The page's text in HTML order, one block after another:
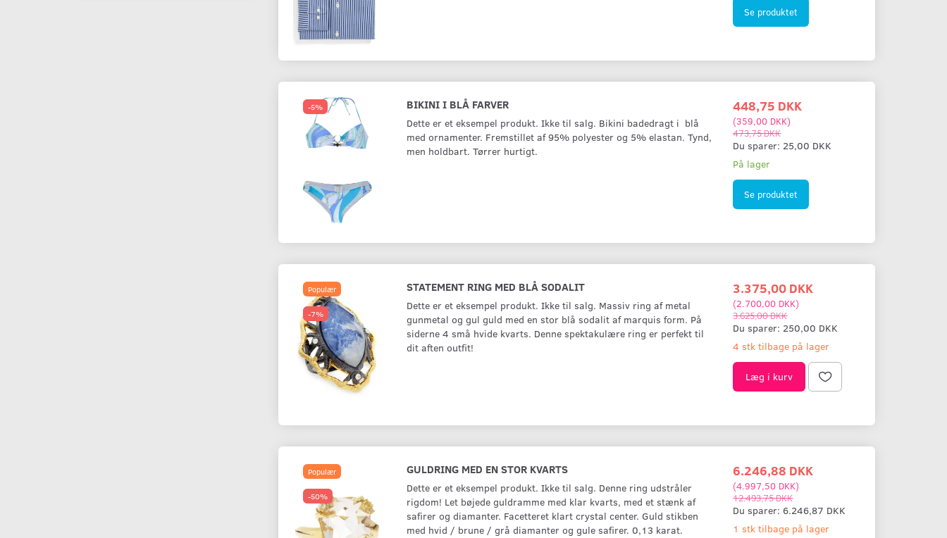
Se produktet
-5% BIKINI I BLÅ FARVER
Dette er et eksempel produkt. Ikke til salg. Bikini badedragt i blå
med ornamenter. Fremstillet af 95% polyester og 5% elastan. Tynd,
men holdbart. Tørrer hurtigt.
448,75 DKK
(359,00 DKK)
473,75 DKK
Du sparer: 25,00 DKK
På lager
Se produktet
Populær
-7%
STATEMENT RING MED BLÅ SODALIT
Dette er et eksempel produkt. Ikke til salg. Massiv ring af metal
gunmetal og gul guld med en stor blå sodalit af marquis form. På
siderne 4 små hvide kvarts. Denne spektakulære ring er perfekt til
dit aften outfit!
3.375,00 DKK
(2.700,00 DKK)
3.625,00 DKK
Du sparer: 250,00 DKK
4 stk tilbage på lager
Læg i kurv
Populær
-50%
GULDRING MED EN STOR KVARTS
Dette er et eksempel produkt. Ikke til salg. Denne ring udstråler
rigdom! Let bøjede guldramme med klar kvarts, med et stænk af
safirer og diamanter. Facetteret klart crystal center. Guld stikben
med hvid / brune / grå diamanter og gule safirer. 0,13 karat.
6.246,88 DKK
(4.997,50 DKK)
12.493,75 DKK
Du sparer: 6.246,87 DKK
1 stk tilbage på lager